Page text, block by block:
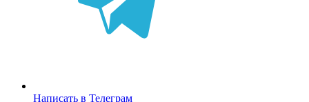
Написать в Телеграм